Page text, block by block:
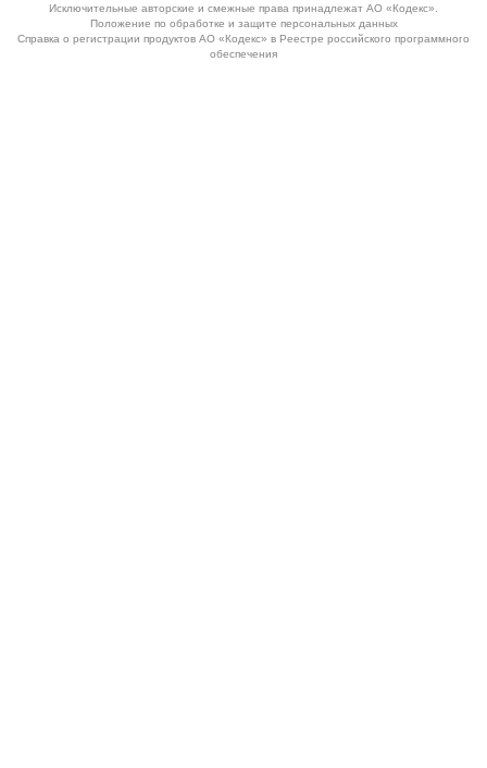
Исключительные авторские и смежные права принадлежат АО «Кодекс».
Положение по обработке и защите персональных данных
Справка о регистрации продуктов АО «Кодекс» в Реестре российского программного
обеспечения